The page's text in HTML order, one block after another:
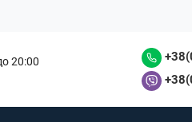
20:00